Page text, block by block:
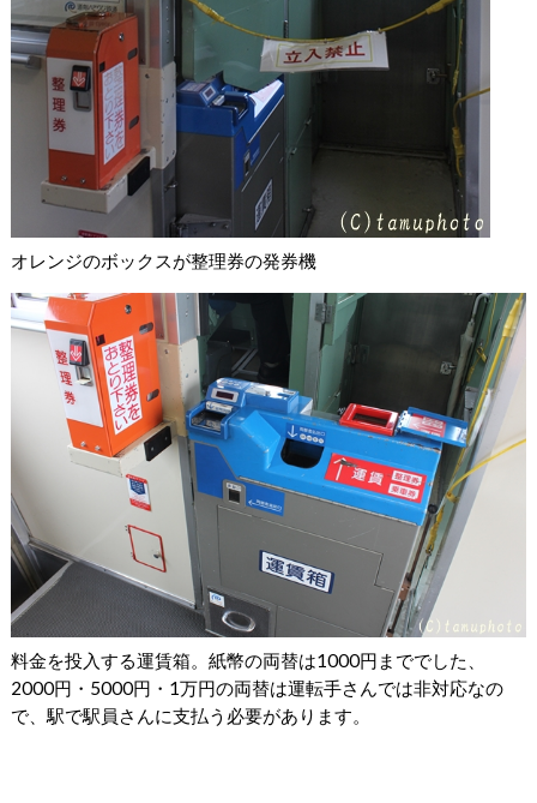
オレンジのボックスが整理券の発券機
料金を投入する運賃箱。紙幣の両替は1000円まででした、
2000円・5000円・1万円の両替は運転手さんでは非対応なの
で、駅で駅員さんに支払う必要があります。